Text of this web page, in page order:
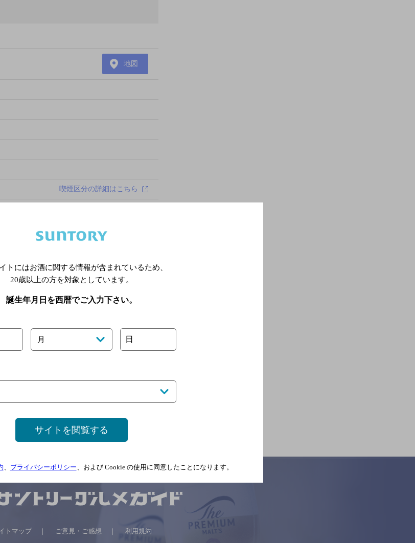
地図
喫煙区分の詳細はこちら
お店にお問い合わせください。
用ください。
[情報提供：ぐるなび]
トマップ ご意見・ご感想 利用規約
トにはお酒に関する情報が含まれているため、
20歳以上の方を対象としています。
誕生年月日を西暦でご入力下さい。
月 日
サイトを閲覧する
プライバシーポリシー 、および Cookie の使用に同意したことになります。